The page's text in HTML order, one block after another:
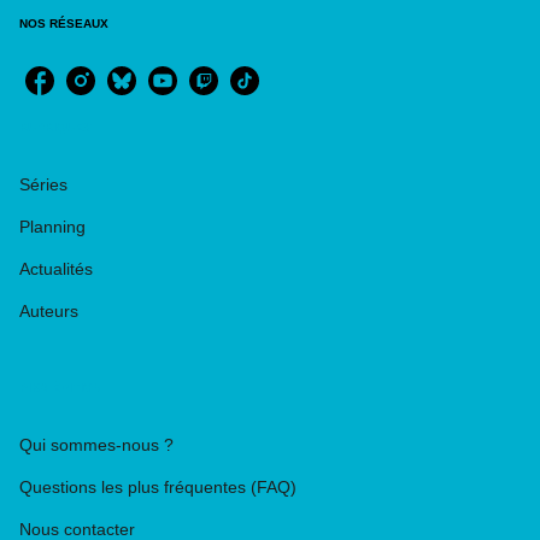
NOS RÉSEAUX
Séries
Planning
Actualités
Auteurs
Qui sommes-nous ?
Questions les plus fréquentes (FAQ)
Nous contacter